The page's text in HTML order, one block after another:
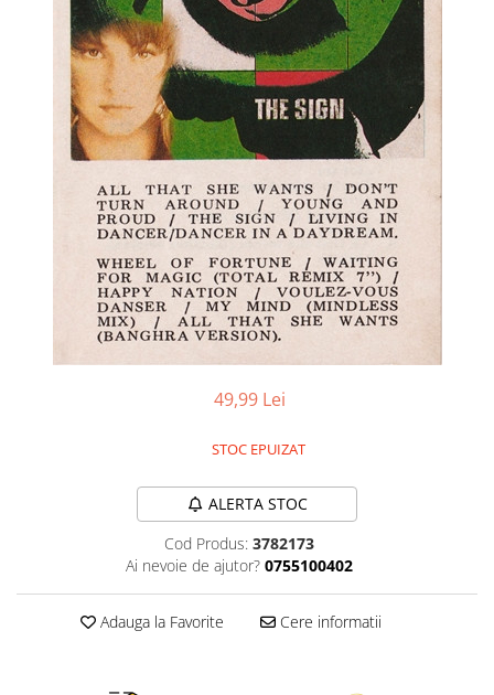
Viniluri Românești
Colecția Electrecord
49,99 Lei
STOC EPUIZAT
ALERTA STOC
Cod Produs: 3782173
Ai nevoie de ajutor? 0755100402
Adauga la Favorite Cere informatii